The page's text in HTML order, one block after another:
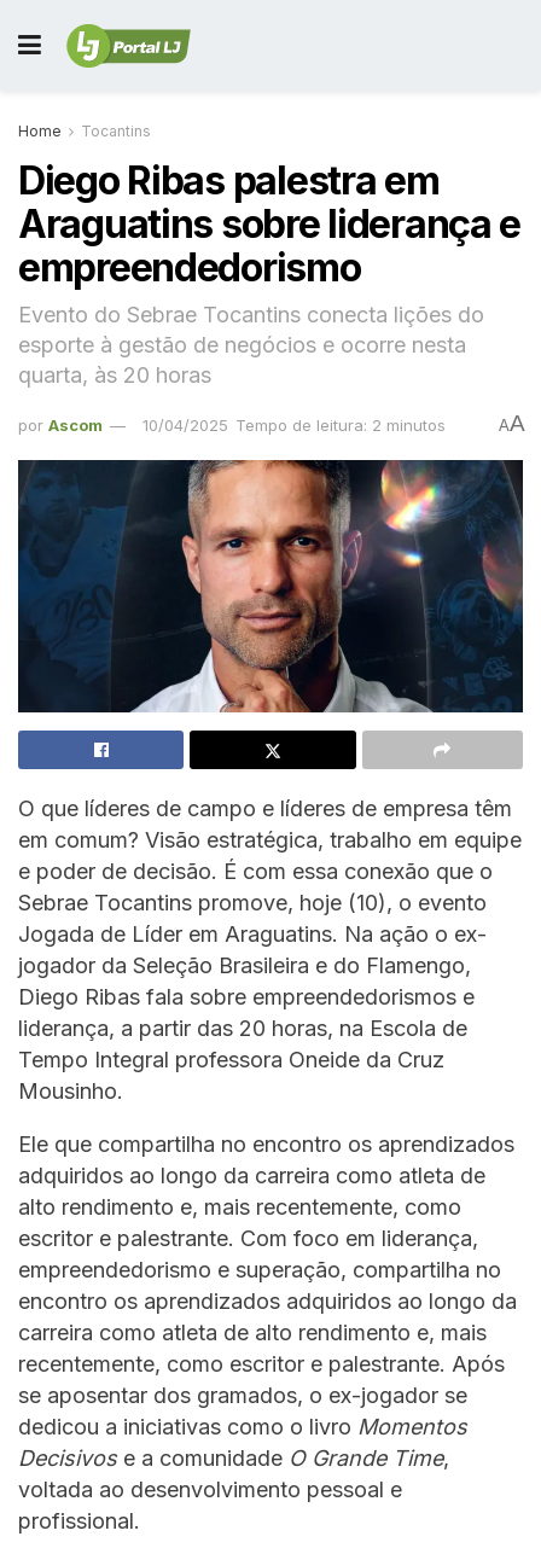
Home Tocantins
Diego Ribas palestra em
Araguatins sobre liderança e
empreendedorismo
Evento do Sebrae Tocantins conecta lições do
esporte à gestão de negócios e ocorre nesta
quarta, às 20 horas
por Ascom 10/04/2025 Tempo de leitura: 2 minutos AA
O que líderes de campo e líderes de empresa têm
em comum? Visão estratégica, trabalho em equipe
e poder de decisão. É com essa conexão que o
Sebrae Tocantins promove, hoje (10), o evento
Jogada de Líder em Araguatins. Na ação o ex-
jogador da Seleção Brasileira e do Flamengo,
Diego Ribas fala sobre empreendedorismos e
liderança, a partir das 20 horas, na Escola de
Tempo Integral professora Oneide da Cruz
Mousinho.
Ele que compartilha no encontro os aprendizados
adquiridos ao longo da carreira como atleta de
alto rendimento e, mais recentemente, como
escritor e palestrante. Com foco em liderança,
empreendedorismo e superação, compartilha no
encontro os aprendizados adquiridos ao longo da
carreira como atleta de alto rendimento e, mais
recentemente, como escritor e palestrante. Após
se aposentar dos gramados, o ex-jogador se
dedicou a iniciativas como o livro Momentos
Decisivose a comunidade O Grande Time,
voltada ao desenvolvimento pessoal e
profissional.